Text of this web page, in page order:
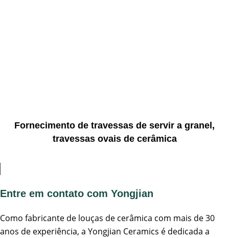
Fornecimento de travessas de servir a granel,
travessas ovais de cerâmica
Entre em contato com Yongjian
Como fabricante de louças de cerâmica com mais de 30
anos de experiência, a Yongjian Ceramics é dedicada a